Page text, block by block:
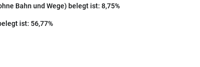
Bahn und Wege) belegt ist: 8,75%
ist: 56,77%